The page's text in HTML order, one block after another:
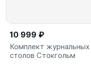
10 999 ₽
Комплект журнальных
столов Стокгольм